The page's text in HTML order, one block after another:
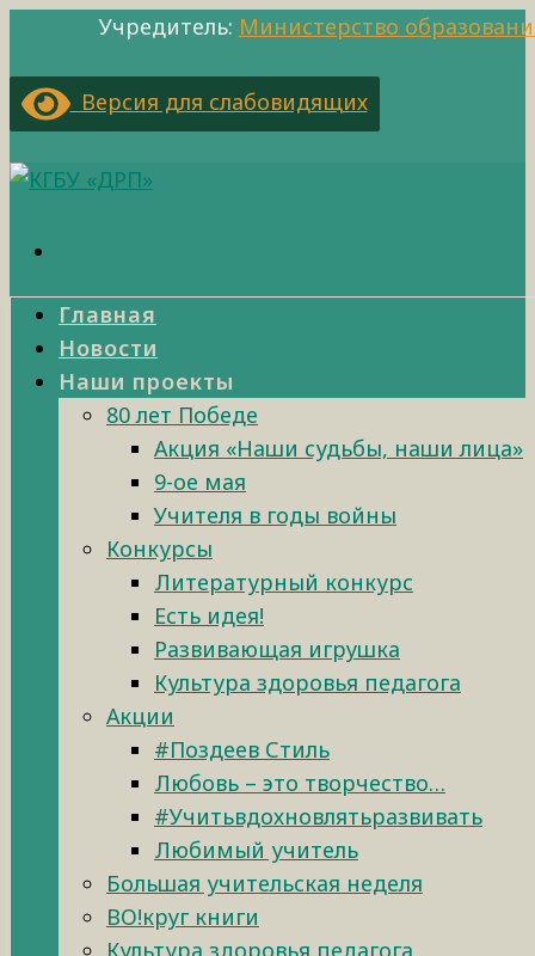
Учредитель: Министерство
Версия для слабовидящих
Главная
Новости
Наши проекты
80 лет Победе
Акция «Наши судьбы, наши лица»
9-ое мая
Учителя в годы войны
Конкурсы
Литературный конкурс
Есть идея!
Развивающая игрушка
Культура здоровья педагога
Акции
#Поздеев Стиль
Любовь – это творчество…
#Учитьвдохновлятьразвивать
Любимый учитель
Большая учительская неделя
ВО!круг книги
Культура здоровья педагога